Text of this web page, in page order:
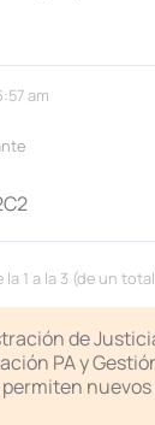
am
1 a la 3 (de un
de
PA y